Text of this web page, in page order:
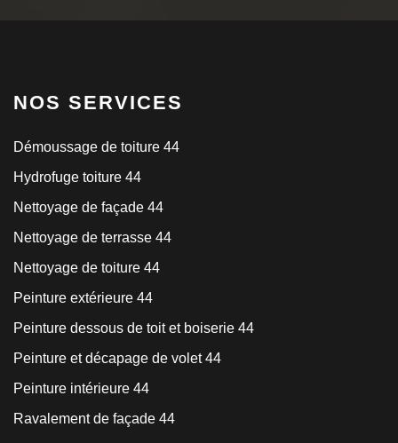
NOS SERVICES
Démoussage de toiture 44
Hydrofuge toiture 44
Nettoyage de façade 44
Nettoyage de terrasse 44
Nettoyage de toiture 44
Peinture extérieure 44
Peinture dessous de toit et boiserie 44
Peinture et décapage de volet 44
Peinture intérieure 44
Ravalement de façade 44